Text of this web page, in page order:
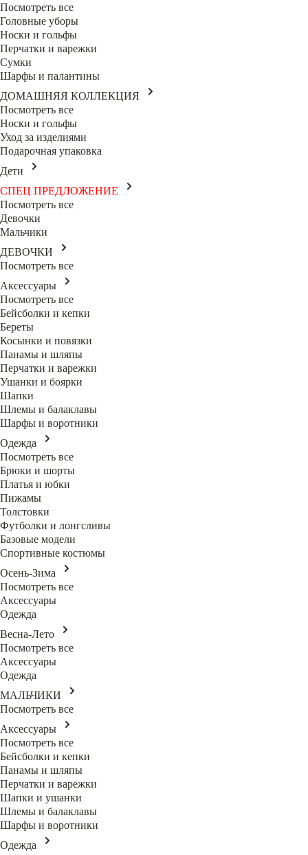
Посмотреть все
Головные уборы
Носки и гольфы
Перчатки и варежки
Сумки
Шарфы и палантины
ДОМАШНЯЯ КОЛЛЕКЦИЯ
Посмотреть все
Носки и гольфы
Уход за изделиями
Подарочная упаковка
Дети
СПЕЦ ПРЕДЛОЖЕНИЕ
Посмотреть все
Девочки
Мальчики
ДЕВОЧКИ
Посмотреть все
Аксессуары
Посмотреть все
Бейсболки и кепки
Береты
Косынки и повязки
Панамы и шляпы
Перчатки и варежки
Ушанки и боярки
Шапки
Шлемы и балаклавы
Шарфы и воротники
Одежда
Посмотреть все
Брюки и шорты
Платья и юбки
Пижамы
Толстовки
Футболки и лонгсливы
Базовые модели
Спортивные костюмы
Осень-Зима
Посмотреть все
Аксессуары
Одежда
Весна-Лето
Посмотреть все
Аксессуары
Одежда
МАЛЬЧИКИ
Посмотреть все
Аксессуары
Посмотреть все
Бейсболки и кепки
Панамы и шляпы
Перчатки и варежки
Шапки и ушанки
Шлемы и балаклавы
Шарфы и воротники
Одежда